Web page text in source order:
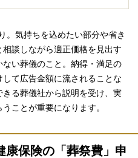
。気持ちを込めたい部分や省き
談しながら適正価格を見出す
い葬儀のこと。納得・満足の
て広告金額に流されることな
る葬儀社から説明を受け、実
ことが重要になります。
康保険の「葬祭費」申